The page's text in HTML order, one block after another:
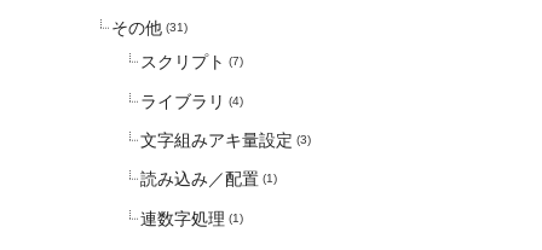
その他 (31)
スクリプト (7)
ライブラリ (4)
文字組みアキ量設定 (3)
読み込み／配置 (1)
連数字処理 (1)